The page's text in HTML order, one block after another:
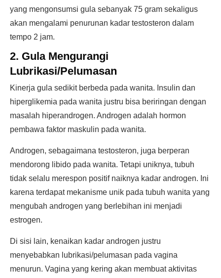
yang mengonsumsi gula sebanyak 75 gram sekaligus
akan mengalami penurunan kadar testosteron dalam
tempo 2 jam.
2. Gula Mengurangi
Lubrikasi/Pelumasan
Kinerja gula sedikit berbeda pada wanita. Insulin dan
hiperglikemia pada wanita justru bisa beriringan dengan
masalah hiperandrogen. Androgen adalah hormon
pembawa faktor maskulin pada wanita.
Androgen, sebagaimana testosteron, juga berperan
mendorong libido pada wanita. Tetapi uniknya, tubuh
tidak selalu merespon positif naiknya kadar androgen. Ini
karena terdapat mekanisme unik pada tubuh wanita yang
mengubah androgen yang berlebihan ini menjadi
estrogen.
Di sisi lain, kenaikan kadar androgen justru
menyebabkan lubrikasi/pelumasan pada vagina
menurun. Vagina yang kering akan membuat aktivitas